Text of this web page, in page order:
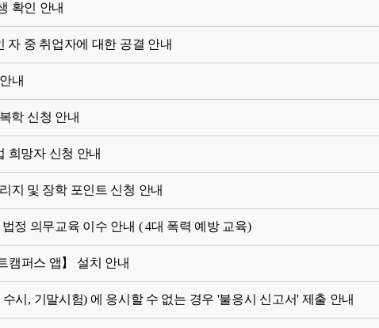
확인 안내
자 중 취업자에 대한 공결 안내
내
학 신청 안내
희망자 신청 안내
지 및 장학 포인트 신청 안내
정 의무교육 이수 안내 ( 4대 폭력 예방 교육)
캠퍼스 앱】 설치 안내
시, 기말시험) 에 응시할 수 없는 경우 '불응시 신고서' 제출 안내